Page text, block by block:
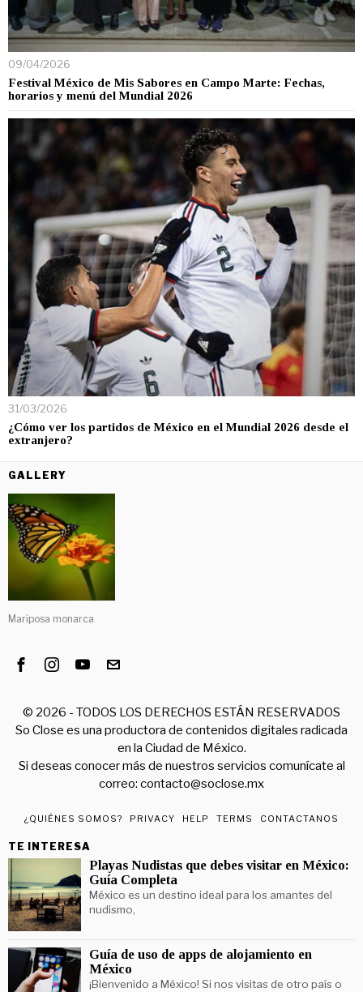
09/04/2026
Festival México de Mis Sabores en Campo Marte: Fechas,
horarios y menú del Mundial 2026
31/03/2026
¿Cómo ver los partidos de México en el Mundial 2026 desde el
extranjero?
GALLERY
Mariposa monarca
© 2026 - TODOS LOS DERECHOS ESTÁN RESERVADOS
So Close es una productora de contenidos digitales radicada
en la Ciudad de México.
Si deseas conocer más de nuestros servicios comunícate al
correo: contacto@soclose.mx
¿QUIÉNES SOMOS? PRIVACY HELP TERMS CONTACTANOS
TE INTERESA
Playas Nudistas que debes visitar en México:
Guía Completa
México es un destino ideal para los amantes del
nudismo,
Guía de uso de apps de alojamiento en
México
¡Bienvenido a México! Si nos visitas de otro país o